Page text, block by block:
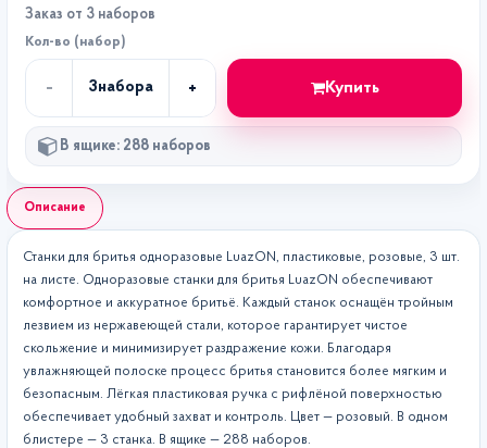
Описание
Станки для бритья одноразовые LuazON, пластиковые, розовые, 3 шт.
на листе. Одноразовые станки для бритья LuazON обеспечивают
комфортное и аккуратное бритьё. Каждый станок оснащён тройным
лезвием из нержавеющей стали, которое гарантирует чистое
скольжение и минимизирует раздражение кожи. Благодаря
увлажняющей полоске процесс бритья становится более мягким и
безопасным. Лёгкая пластиковая ручка с рифлёной поверхностью
обеспечивает удобный захват и контроль. Цвет — розовый. В одном
блистере — 3 станка. В ящике — 288 наборов.
Заказ от 3 наборов
Кол-во (набор)
-
Кол-
во
3набора + Купить
В ящике: 288 наборов